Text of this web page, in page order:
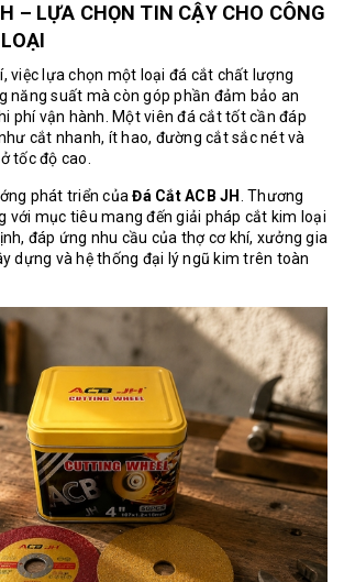
– LỰA CHỌN TIN CẬY CHO CÔNG
việc lựa chọn một loại đá cắt chất lượng
năng suất mà còn góp phần đảm bảo an
phí vận hành. Một viên đá cắt tốt cần đáp
cắt nhanh, ít hao, đường cắt sắc nét và
tốc độ cao.
phát triển củaĐá Cắt ACB JH
. Thương
với mục tiêu mang đến giải pháp cắt kim loại
đáp ứng nhu cầu của thợ cơ khí, xưởng gia
dựng và hệ thống đại lý ngũ kim trên toàn